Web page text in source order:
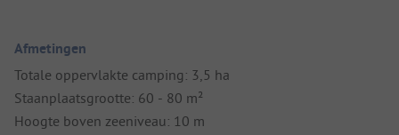
Afmetingen
Totale oppervlakte camping: 3,5 ha
Staanplaatsgrootte: 60 - 80 m²
Hoogte boven zeeniveau: 10 m